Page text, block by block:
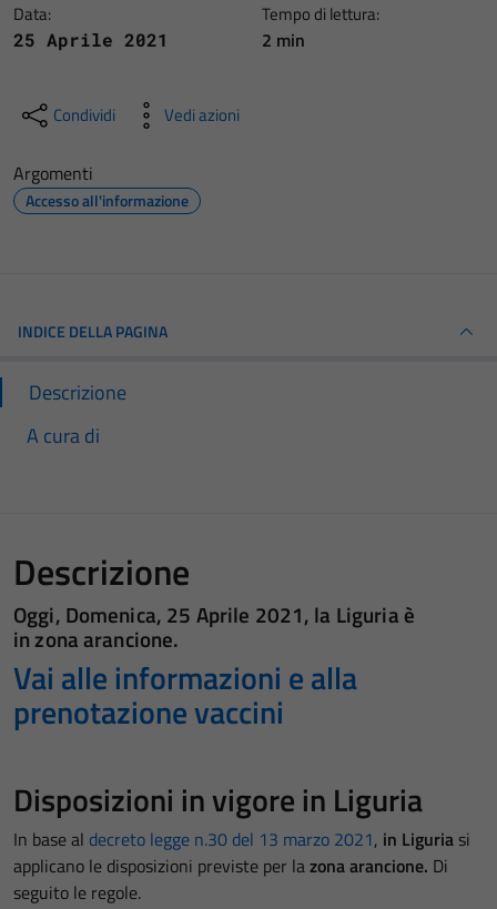
Data:
25 Aprile 2021
Tempo di lettura:
2 min
Condividi Vedi azioni
Argomenti
Accesso all'informazione
INDICE DELLA PAGINA
Descrizione
A cura di
Descrizione
Oggi, Domenica, 25 Aprile 2021, la Liguria è
inzona arancione.
Vai alle informazioni e alla
prenotazione vaccini
Disposizioni in vigore in Liguria
In base al decreto legge n.30 del 13 marzo 2021, in Liguria si
applicano le disposizioni previste per lazona arancione. Di
seguito le regole.